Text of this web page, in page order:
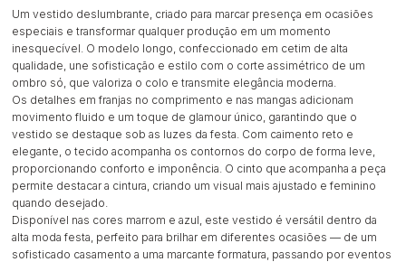
Um vestido deslumbrante, criado para marcar presença em ocasiões
especiais e transformar qualquer produção em um momento
inesquecível. O modelo longo, confeccionado em cetim de alta
qualidade, une sofisticação e estilo com o corte assimétrico de um
ombro só, que valoriza o colo e transmite elegância moderna.
Os detalhes em franjas no comprimento e nas mangas adicionam
movimento fluido e um toque de glamour único, garantindo que o
vestido se destaque sob as luzes da festa. Com caimento reto e
elegante, o tecido acompanha os contornos do corpo de forma leve,
proporcionando conforto e imponência. O cinto que acompanha a peça
permite destacar a cintura, criando um visual mais ajustado e feminino
quando desejado.
Disponível nas cores marrom e azul, este vestido é versátil dentro da
alta moda festa, perfeito para brilhar em diferentes ocasiões — de um
sofisticado casamento a uma marcante formatura, passando por eventos